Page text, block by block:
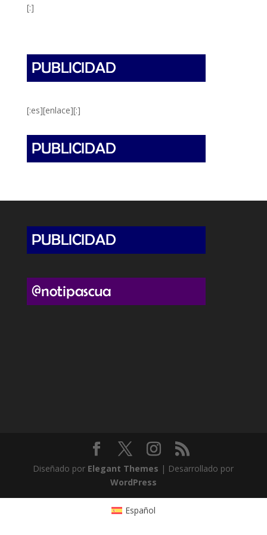
[:]
[:es][enlace][:]
Diseñado por Elegant Themes | Desarrollado por
WordPress
Español